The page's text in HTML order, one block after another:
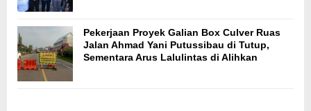
Pekerjaan Proyek Galian Box Culver Ruas
Jalan Ahmad Yani Putussibau di Tutup,
Sementara Arus Lalulintas di Alihkan